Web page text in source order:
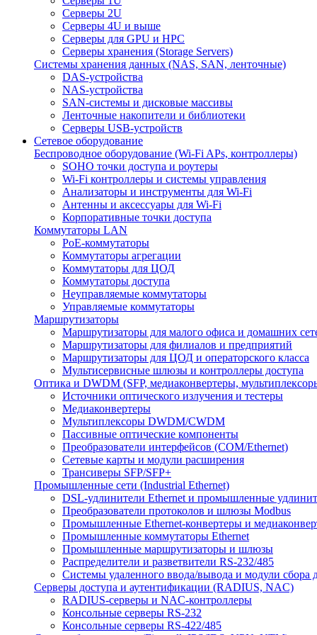
Серверы 2U
Серверы 4U и выше
Серверы для GPU и HPC
Серверы хранения (Storage Servers)
Системы хранения данных (NAS, SAN, ленточные)
DAS-устройства
NAS-устройства
SAN-системы и дисковые массивы
Ленточные накопители и библиотеки
Серверы USB-устройств
Сетевое оборудование
Беспроводное оборудование (Wi-Fi APs, контроллеры)
SOHO точки доступа и роутеры
Wi-Fi контроллеры и системы управления
Анализаторы и инструменты для Wi-Fi
Антенны и аксессуары для Wi-Fi
Корпоративные точки доступа
Коммутаторы LAN
PoE-коммутаторы
Коммутаторы агрегации
Коммутаторы для ЦОД
Коммутаторы доступа
Неуправляемые коммутаторы
Управляемые коммутаторы
Маршрутизаторы
Маршрутизаторы для малого офиса и домашних
Маршрутизаторы для филиалов и предприятий
Маршрутизаторы для ЦОД и операторского класса
Мультисервисные шлюзы и контроллеры доступа
Оптика и DWDM (SFP, медиаконвертеры,
Источники оптического излучения и тестеры
Медиаконвертеры
Мультиплексоры DWDM/CWDM
Пассивные оптические компоненты
Преобразователи интерфейсов (COM/Ethernet)
Сетевые карты и модули расширения
Трансиверы SFP/SFP+
Промышленные сети (Industrial Ethernet)
DSL-удлинители Ethernet и промышленные
Преобразователи протоколов и шлюзы Modbus
Промышленные Ethernet-конвертеры и
Промышленные коммутаторы Ethernet
Промышленные маршрутизаторы и шлюзы
Распределители и разветвители RS-232/485
Системы удаленного ввода/вывода и модули сбора
Серверы доступа и аутентификации (RADIUS, NAC)
RADIUS-серверы и NAC-контроллеры
Консольные серверы RS-232
Консольные серверы RS-422/485